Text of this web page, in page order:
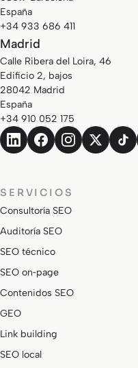
España
+34 933 686 411
Madrid
Calle Ribera del Loira, 46
Edificio 2, bajos
28042 Madrid
España
+34 910 052 175
SERVICIOS
Consultoría SEO
Auditoría SEO
SEO técnico
SEO on‑page
Contenidos SEO
GEO
Link building
SEO local